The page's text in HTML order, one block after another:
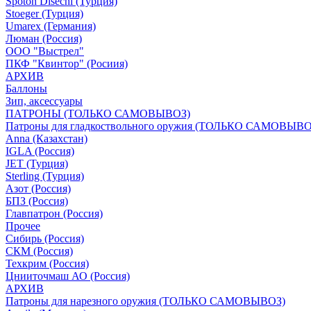
Stoeger (Турция)
Umarex (Германия)
Люман (Россия)
ООО "Выстрел"
ПКФ "Квинтор" (Росиия)
АРХИВ
Баллоны
Зип, аксессуары
ПАТРОНЫ (ТОЛЬКО САМОВЫВОЗ)
Патроны для гладкоствольного оружия (ТОЛЬКО
Anna (Казахстан)
IGLA (Россия)
JET (Турция)
Sterling (Турция)
Азот (Россия)
БПЗ (Россия)
Главпатрон (Россия)
Прочее
Сибирь (Россия)
СКМ (Россия)
Техкрим (Россия)
Цнииточмаш АО (Россия)
АРХИВ
Патроны для нарезного оружия (ТОЛЬКО САМОВЫВОЗ)